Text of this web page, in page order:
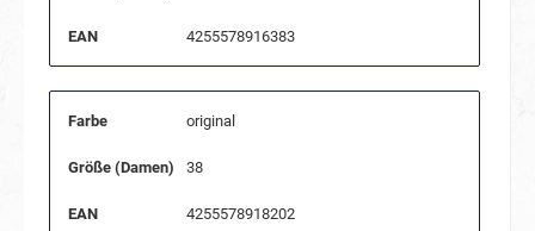
EAN 4255578916383
Farbe original
Größe (Damen) 38
EAN 4255578918202